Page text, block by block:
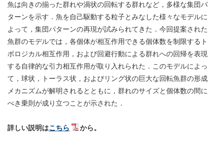
魚は向きの揃った群れや渦状の回転する群れなど，多様な集団パ
ターンを示す．魚を自己駆動する粒子とみなした様々なモデルに
よって，集団パターンの再現が試みられてきた．今回提案された
魚群のモデルでは，各個体が相互作用できる個体数を制限するト
ポロジカル相互作用，および回避行動による群れへの回帰を表現
する自律的な引力相互作用が取り入れられた．このモデルによっ
て，球状，トーラス状，およびリング状の巨大な回転魚群の形成
メカニズムが解明されるとともに，群れのサイズと個体数の間に
べき乗則が成り立つことが示された．
詳しい説明はこちら から。